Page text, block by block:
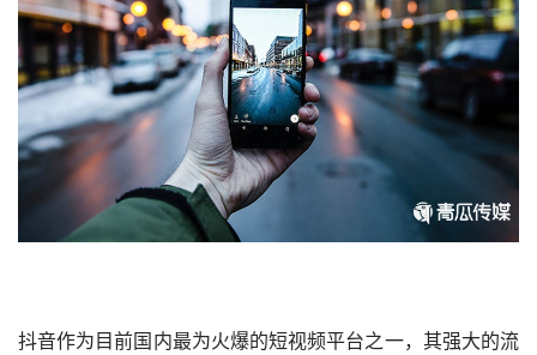
抖音作为目前国内最为火爆的短视频平台之一，其强大的流